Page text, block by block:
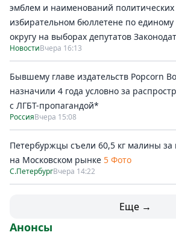
эмблем и наименований
избирательном бюллетене по
округу на выборах депутатов
НовостиВчера 16:13
Бывшему главе издательств Popcorn
назначили 4 года условно за
с ЛГБТ-пропагандой*
РоссияВчера 15:08
Петербуржцы съели 60,5 кг малины за
на Московском рынке 5 Фото
С.ПетербургВчера 14:22
Еще →
Анонсы